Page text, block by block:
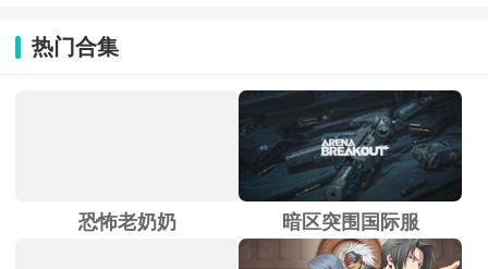
热门合集
恐怖老奶奶 暗区突围国际服